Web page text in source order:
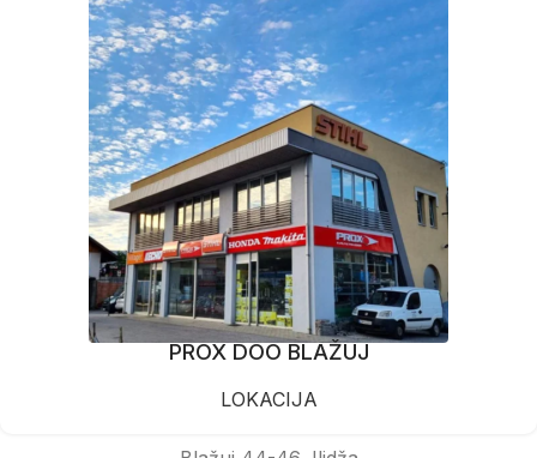
PROX DOO BLAŽUJ
LOKACIJA